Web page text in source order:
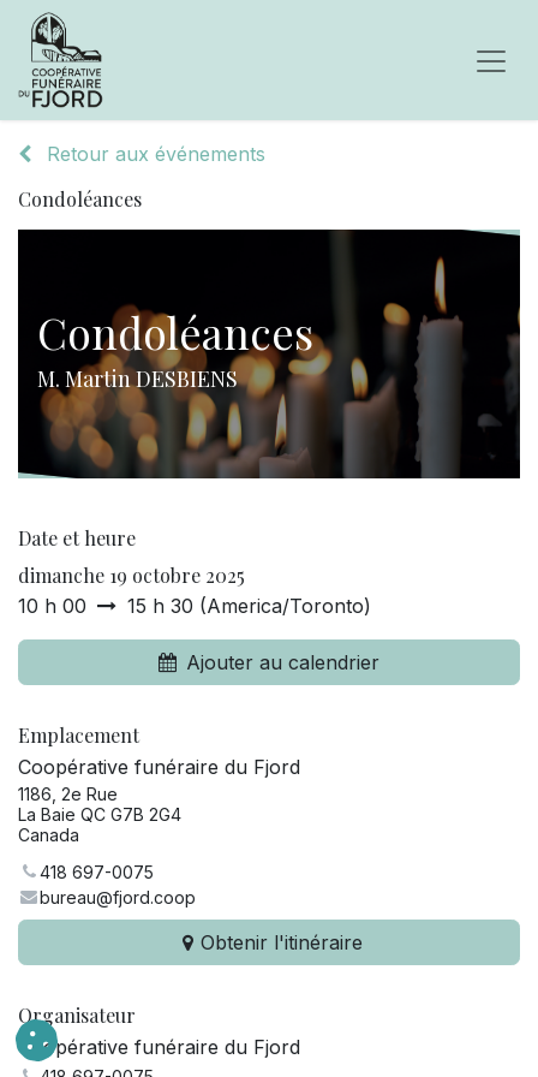
Retour aux événements
Condoléances
Condoléances
M. Martin DESBIENS
Date et heure
dimanche 19 octobre 2025
10 h 00 15 h 30 (America/Toronto)
Ajouter au calendrier
Emplacement
Coopérative funéraire du Fjord
1186, 2e Rue
La Baie QC G7B 2G4
Canada
418 697-0075
bureau@fjord.coop
Obtenir l'itinéraire
Organisateur
Coopérative funéraire du Fjord